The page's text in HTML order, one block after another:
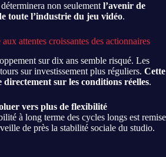
non seulement l’avenir de
toute l’industrie du jeu vidéo.
attentes croissantes des actionnaires
sur dix ans semble risqué. Les
sur investissement plus réguliers. Cette
sur les conditions réelles.
vers plus de flexibilité
à long terme des cycles longs est remise
de près la stabilité sociale du studio.